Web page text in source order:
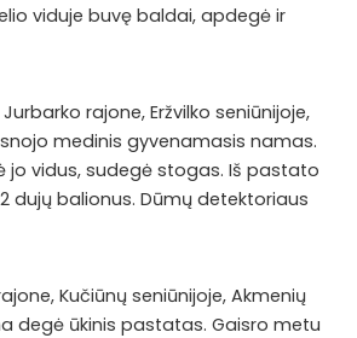
viduje buvę baldai, apdegė ir
Jurbarko rajone, Eržvilko seniūnijoje,
medinis gyvenamasis namas.
jo vidus, sudegė stogas. Iš pastato
dujų balionus. Dūmų detektoriaus
Kučiūnų seniūnijoje, Akmenių
degė ūkinis pastatas. Gaisro metu